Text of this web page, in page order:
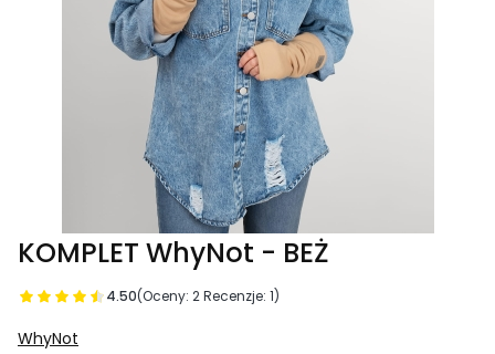
KOMPLET WhyNot - BEŻ
4.50(Oceny: 2 Recenzje: 1)
WhyNot